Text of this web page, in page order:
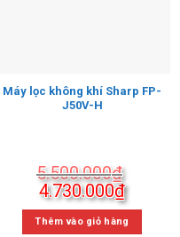
Máy lọc không khí Sharp FP-
J50V-H
5.500.000₫
Giá
gốc
là:
4.730.000₫Giá
hiện
tại
Thêm vào giỏ hàng